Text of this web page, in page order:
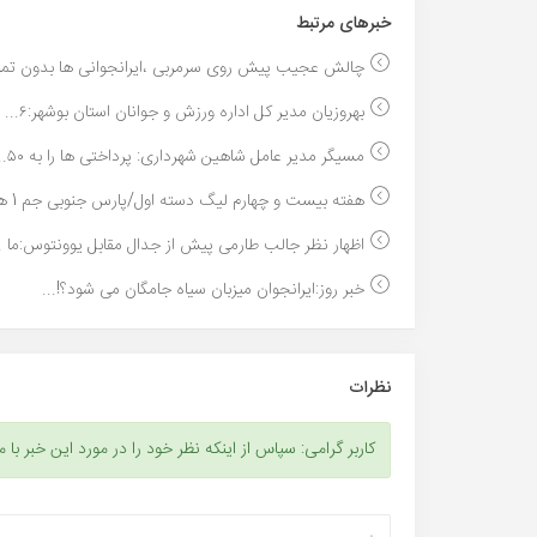
خبر‌های مرتبط
چالش عجیب پیش روی سرمربی ،ایرانجوانی ها بدون
بهروزیان مدیر کل اداره ورزش و جوانان استان بوشهر:۶...
مسیگر مدیر عامل شاهین شهرداری: پرداختی ها را به ۵٠...
هفته بیست و چهارم لیگ دسته اول/پارس جنوبی جم 1 هو...
اظهار نظر جالب طارمی پیش از جدال مقابل یوونتوس:ما
خبر روز:ایرانجوان میزبان سیاه جامگان می شود؟!...
نظرات
کاربر گرامی: سپاس از اینکه نظر خود را در مورد این خبر